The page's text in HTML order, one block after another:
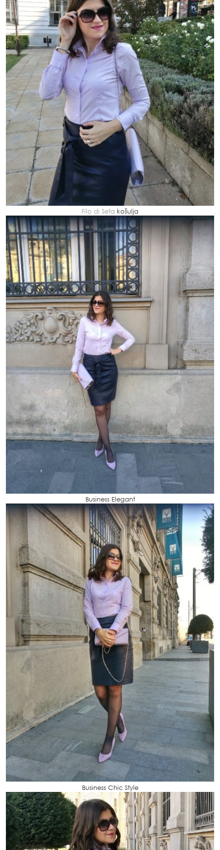
Filo di Seta košulja
Business Elegant
Business Chic Style